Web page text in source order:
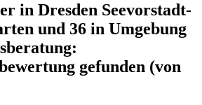
in Dresden Seevorstadt-
und 36 in Umgebung
gefunden (von